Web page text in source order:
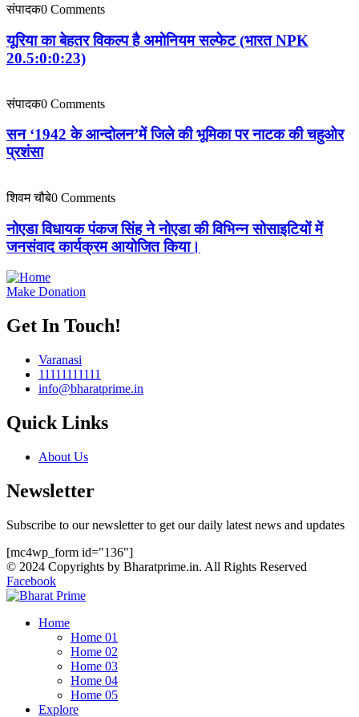
संपादक0 Comments
यूरिया का बेहतर विकल्प है अमोनियम सल्फेट (भारत NPK
20.5:0:0:23)
संपादक0 Comments
सन ‘1942 के आन्दोलन’में जिले की भूमिका पर नाटक की चहुओर
प्रशंसा
शिवम चौबे0 Comments
नोएडा विधायक पंकज सिंह ने नोएडा की विभिन्न सोसाइटियों में
जनसंवाद कार्यक्रम आयोजित किया।
Make Donation
Get In Touch!
Varanasi
11111111111
info@bharatprime.in
Quick Links
About Us
Newsletter
Subscribe to our newsletter to get our daily latest news and updates
[mc4wp_form id="136"]
© 2024 Copyrights by Bharatprime.in. All Rights Reserved
Facebook
Home
Home 01
Home 02
Home 03
Home 04
Home 05
Explore